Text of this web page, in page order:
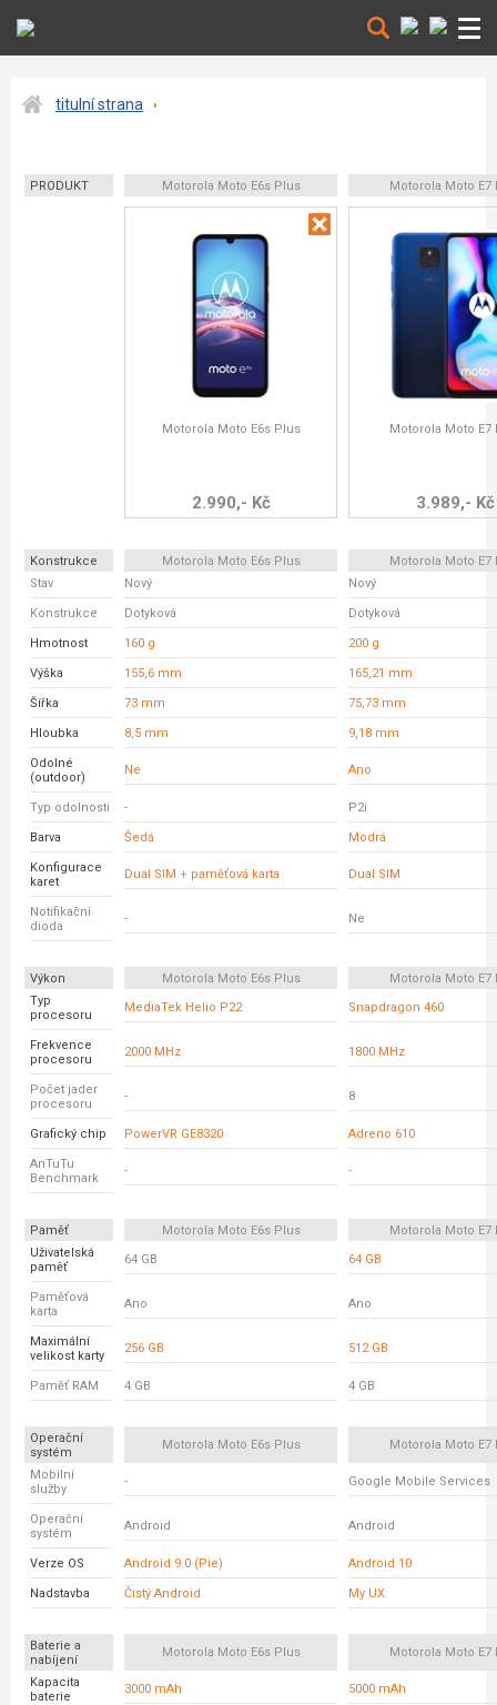
titulní strana
PRODUKT Motorola Moto E6s Plus Motorola Moto E7
Motorola Moto E6s Plus
2.990,- Kč
Motorola Moto E7
3.989,- Kč
Konstrukce Motorola Moto E6s Plus
Motorola Moto E7
Stav
Nový Nový
Konstrukce Dotyková Dotyková
Hmotnost 160 g 200 g
Výška 155,6 mm 165,21 mm
Šířka 73 mm 75,73 mm
Hloubka 8,5 mm 9,18 mm
Odolné
(outdoor)
Ne Ano
Typ odolnosti - P2i
Barva Šedá Modrá
Konfigurace
karet
Dual SIM + paměťová karta Dual SIM
Notifikační
dioda
- Ne
Výkon Motorola Moto E6s Plus
Motorola Moto E7
Typ
procesoru
MediaTek Helio P22 Snapdragon 460
Frekvence
procesoru
2000 MHz 1800 MHz
Počet jader
procesoru
- 8
Grafický chip PowerVR GE8320 Adreno 610
AnTuTu
Benchmark
- -
Paměť Motorola Moto E6s Plus
Motorola Moto E7
Uživatelská
paměť
64 GB 64 GB
Paměťová
karta
Ano Ano
Maximální
velikost karty
256 GB 512 GB
Paměť RAM 4 GB 4 GB
Operační
systém
Motorola Moto E6s Plus Motorola Moto E7
Mobilní
služby
- Google Mobile Services
Operační
systém
Android Android
Verze OS Android 9.0 (Pie) Android 10
Nadstavba Čistý Android My UX
Baterie a
nabíjení
Motorola Moto E6s Plus Motorola Moto E7
Kapacita
baterie
3000 mAh 5000 mAh